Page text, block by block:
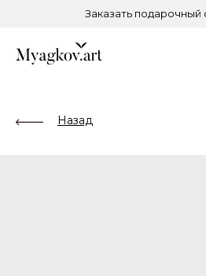
Заказать подарочный
Назад